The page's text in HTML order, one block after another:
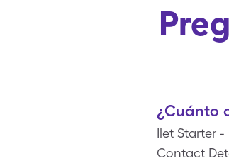
¿Cuánto
Ilet Starter
Contact